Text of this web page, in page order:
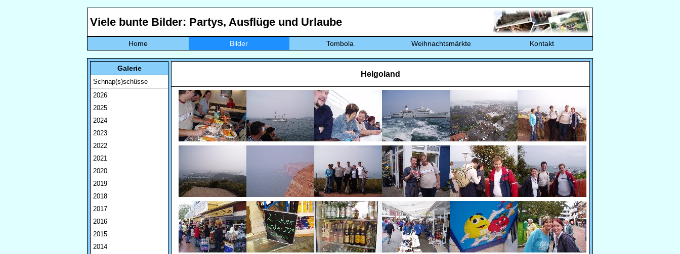
Viele bunte Bilder: Partys, Ausflüge und Urlaube
Home Bilder Tombola Weihnachtsmärkte Kontakt
Galerie
Schnap(s)schüsse
2026
2025
2024
2023
2022
2021
2020
2019
2018
2017
2016
2015
2014
Helgoland